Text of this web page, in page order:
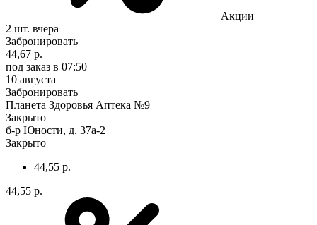
Акции
2 шт. вчера
Забронировать
44,67 р.
под заказ в 07:50
10 августа
Забронировать
Планета Здоровья Аптека №9
Закрыто
б-р Юности, д. 37а-2
Закрыто
44,55 р.
44,55 р.